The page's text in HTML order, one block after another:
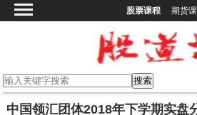
股票课程 期货
期货课程
期权课程
中国领汇团体2018年下学期实盘